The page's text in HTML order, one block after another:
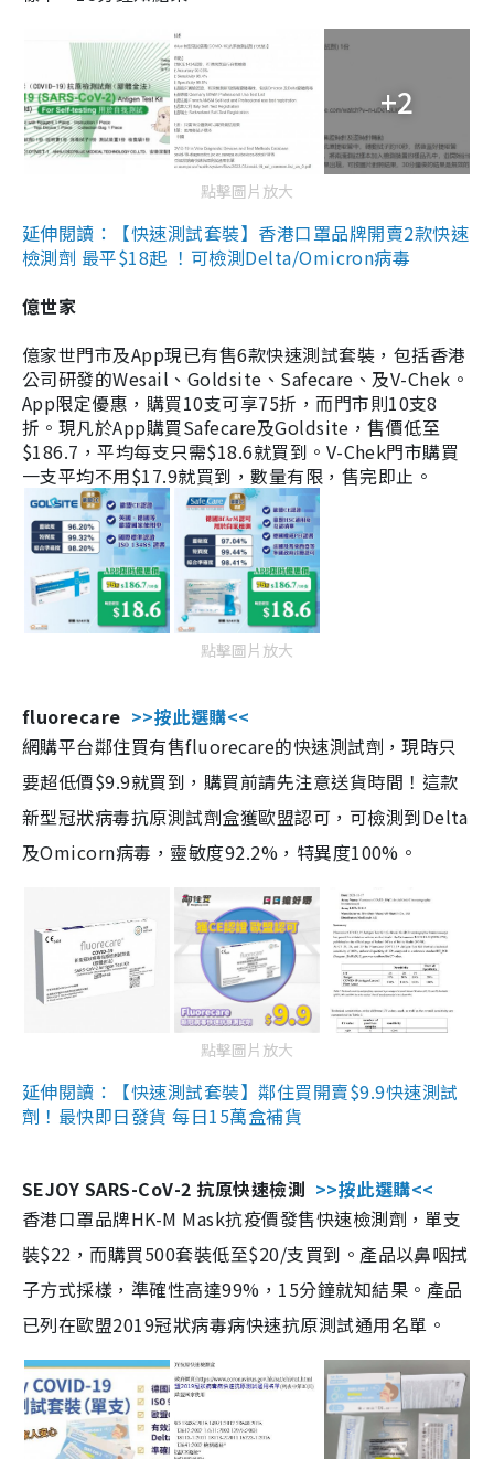
+2
點擊圖片放大
延伸閱讀：【快速測試套裝】香港口罩品牌開賣2款快速
檢測劑 最平$18起 ！可檢測Delta/Omicron病毒
億世家
億家世門市及App現已有售6款快速測試套裝，包括香港
公司研發的Wesail、Goldsite、Safecare、及V-Chek。
App限定優惠，購買10支可享75折，而門市則10支8
折。現凡於App購買Safecare及Goldsite，售價低至
$186.7，平均每支只需$18.6就買到。V-Chek門市購買
一支平均不用$17.9就買到，數量有限，售完即止。
點擊圖片放大
fluorecare >>按此選購<<
網購平台鄰住買有售fluorecare的快速測試劑，現時只
要超低價$9.9就買到，購買前請先注意送貨時間！這款
新型冠狀病毒抗原測試劑盒獲歐盟認可，可檢測到Delta
及Omicorn病毒，靈敏度92.2%，特異度100%。
點擊圖片放大
延伸閱讀：【快速測試套裝】鄰住買開賣$9.9快速測試
劑！最快即日發貨 每日15萬盒補貨
SEJOY SARS-CoV-2 抗原快速檢測 >>按此選購<<
香港口罩品牌HK-M Mask抗疫價發售快速檢測劑，單支
裝$22，而購買500套裝低至$20/支買到。產品以鼻咽拭
子方式採樣，準確性高達99%，15分鐘就知結果。產品
已列在歐盟2019冠狀病毒病快速抗原測試通用名單。